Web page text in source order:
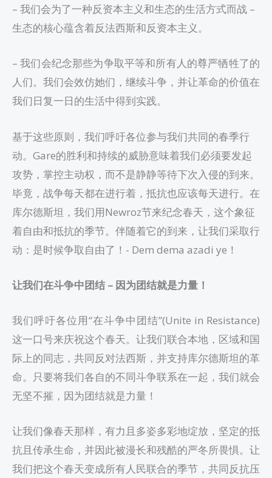
– 我们会为了一种反资本主义和生态的生活方式而战 –
生态的核心蕴含着反法西斯和反资本主义。
– 我们会纪念那些为争取平等和所有人的尊严牺牲了的
人们。我们会效仿她们，继续斗争，并让革命的价值在
我们日复一日的生活中得到实践。
基于这些原则，我们呼吁各位参与我们共同的春季行
动。Gare的胜利和持续的威胁意味着我们必须要发起
攻势，掌控主动权，而不是静静等待下次入侵的到来。
毕竟，战争每天都在进行着，抵抗也应该每天进行。在
库尔德斯坦，我们用Newroz节来纪念春天，这个象征
着自由和抵抗的季节。伴随着它的到来，让我们采取行
动：是时候争取自由了！- Dem dema azadi ye！
让我们在斗争中团结 – 因为团结就是力量！
我们呼吁各位用“在斗争中团结”(Unite in Resistance)
这一口号来庆祝这个春天。让我们联合本地，区域和国
际上的同志，共同反对法西斯，并支持库尔德斯坦的革
命。只要将我们各自的不同斗争联系在一起，我们就会
无坚不摧，因为团结就是力量！
让我们像春天那样，有力且多姿多彩地绽放，坚定的抵
抗且传承生命，并因此被漫长和残酷的严冬所畏惧。让
我们把这个春天变成所有人民联合的季节，共同反抗压